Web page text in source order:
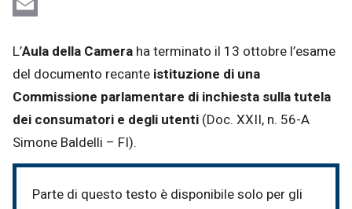
L’Aula della Camera ha terminato il 13 ottobre l’esame
del documento recante istituzione di una
Commissione parlamentare di inchiesta sulla tutela
dei consumatori e degli utenti (Doc. XXII, n. 56-A
Simone Baldelli – FI).
Parte di questo testo è disponibile solo per gli